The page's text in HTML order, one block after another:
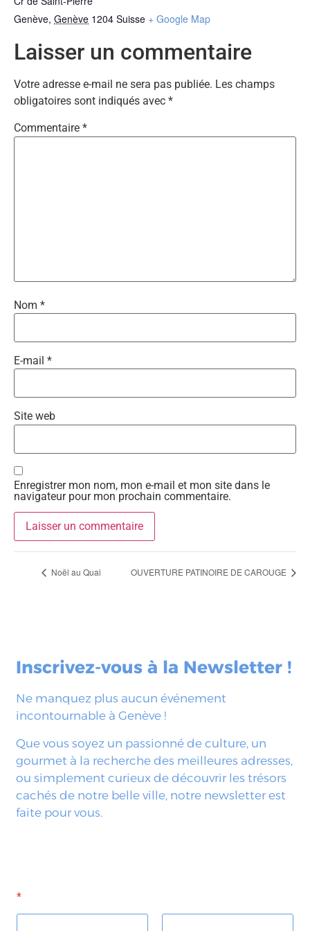
Genève, Genève 1204 Suisse + Google Map
Laisser un commentaire
Votre adresse e-mail ne sera pas publiée. Les champs
obligatoires sont indiqués avec *
Commentaire *
Nom *
E-mail *
Site web
Enregistrer mon nom, mon e-mail et mon site dans le
navigateur pour mon prochain commentaire.
Noël au Quai OUVERTURE PATINOIRE DE CAROUGE
Inscrivez-vous à la Newsletter !
Ne manquez plus aucun événement
incontournable à Genève !
Que vous soyez un passionné de culture, un
gourmet à la recherche des meilleures adresses,
ou simplement curieux de découvrir les trésors
cachés de notre belle ville, notre newsletter est
faite pour vous.
*